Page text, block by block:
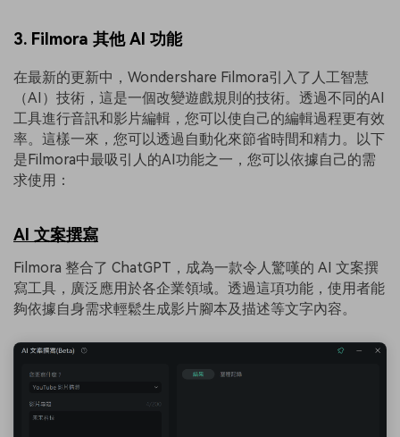
3. Filmora 其他 AI 功能
在最新的更新中，Wondershare Filmora引入了人工智慧
（AI）技術，這是一個改變遊戲規則的技術。透過不同的AI
工具進行音訊和影片編輯，您可以使自己的編輯過程更有效
率。這樣一來，您可以透過自動化來節省時間和精力。以下
是Filmora中最吸引人的AI功能之一，您可以依據自己的需
求使用：
AI 文案撰寫
Filmora 整合了 ChatGPT，成為一款令人驚嘆的 AI 文案撰
寫工具，廣泛應用於各企業領域。透過這項功能，使用者能
夠依據自身需求輕鬆生成影片腳本及描述等文字內容。